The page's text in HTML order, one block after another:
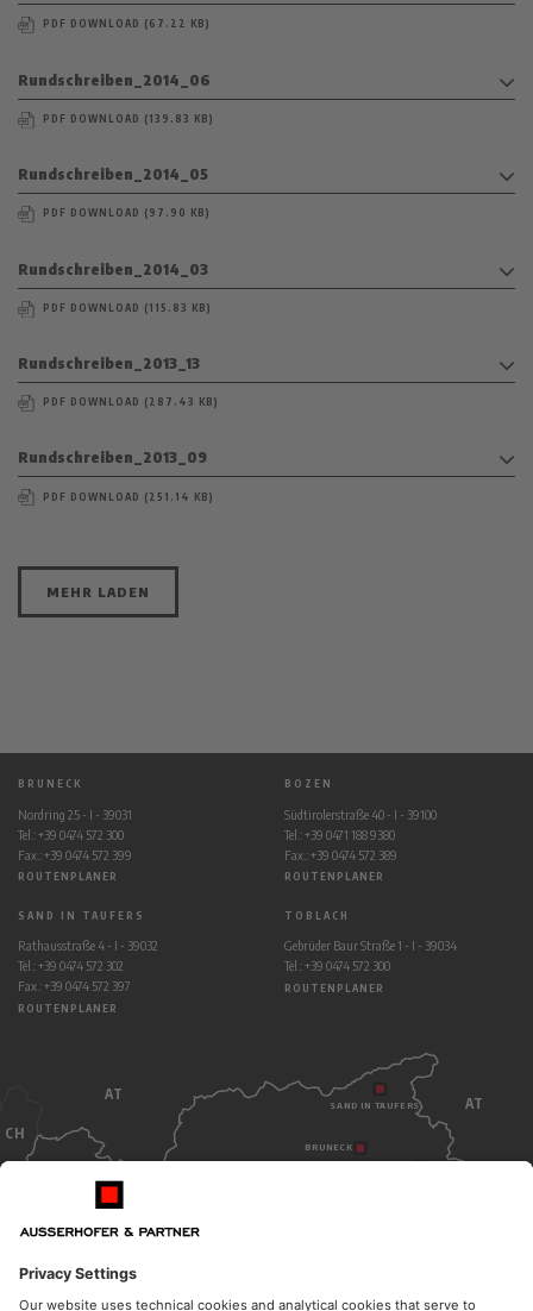
PDF DOWNLOAD (67.22 KB)
Rundschreiben_2014_06
PDF DOWNLOAD (139.83 KB)
Rundschreiben_2014_05
PDF DOWNLOAD (97.90 KB)
Rundschreiben_2014_03
PDF DOWNLOAD (115.83 KB)
Rundschreiben_2013_13
PDF DOWNLOAD (287.43 KB)
Rundschreiben_2013_09
PDF DOWNLOAD (251.14 KB)
MEHR LADEN
BRUNECK
Nordring 25 - I - 39031
Tel.: +39 0474 572 300
Fax.: +39 0474 572 399
ROUTENPLANER
BOZEN
Südtirolerstraße 40 - I - 39100
Tel.: +39 0471 188 9380
Fax.: +39 0474 572 389
ROUTENPLANER
SAND IN TAUFERS
Rathausstraße 4 - I - 39032
Tel.: +39 0474 572 302
Fax.: +39 0474 572 397
ROUTENPLANER
TOBLACH
Gebrüder Baur Straße 1 - I - 39034
Tel.: +39 0474 572 300
ROUTENPLANER
AT
AT
CH
ITALY
BRUNECK
SAND IN TAUFERS